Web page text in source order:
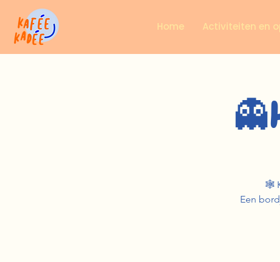
Home Activiteiten en
🕸️
Een